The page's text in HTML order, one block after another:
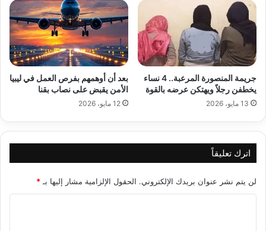
جريمة المنصورة المرعبة.. 4 نساء
يخطفن رجلاً ويهتكن عرضه بالقوة
13 مايو، 2026
بعد أن أوهمهم بفرص العمل في ليبيا
الأمن يقبض على نصاب بقنا
12 مايو، 2026
اترك تعليقاً
لن يتم نشر عنوان بريدك الإلكتروني. الحقول الإلزامية مشار إليها بـ *